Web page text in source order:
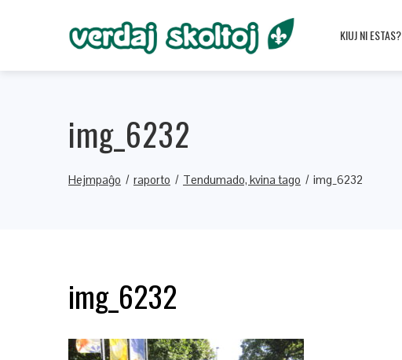
KIUJ NI ESTAS?
img_6232
Hejmpaĝo raporto Tendumado, kvina tago img_6232
img_6232